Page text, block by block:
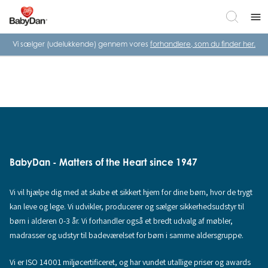
menu
Vi sælger (udelukkende) gennem vores forhandlere, som du finder her.
BabyDan - Matters of the Heart since 1947
Vi vil hjælpe dig med at skabe et sikkert hjem for dine børn, hvor de trygt
kan leve og lege. Vi udvikler, producerer og sælger sikkerhedsudstyr til
børn i alderen 0-3 år. Vi forhandler også et bredt udvalg af møbler,
madrasser og udstyr til badeværelset for børn i samme aldersgruppe.
Vi er ISO 14001 miljøcertificeret, og har vundet utallige priser og awards